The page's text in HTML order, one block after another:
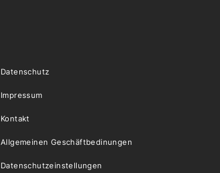
Datenschutz
Impressum
Kontakt
Allgemeinen Geschäftbedinungen
Datenschutzeinstellungen